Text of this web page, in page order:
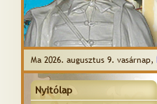
Ma 2026. augusztus 9. vasárnap,
Nyitólap